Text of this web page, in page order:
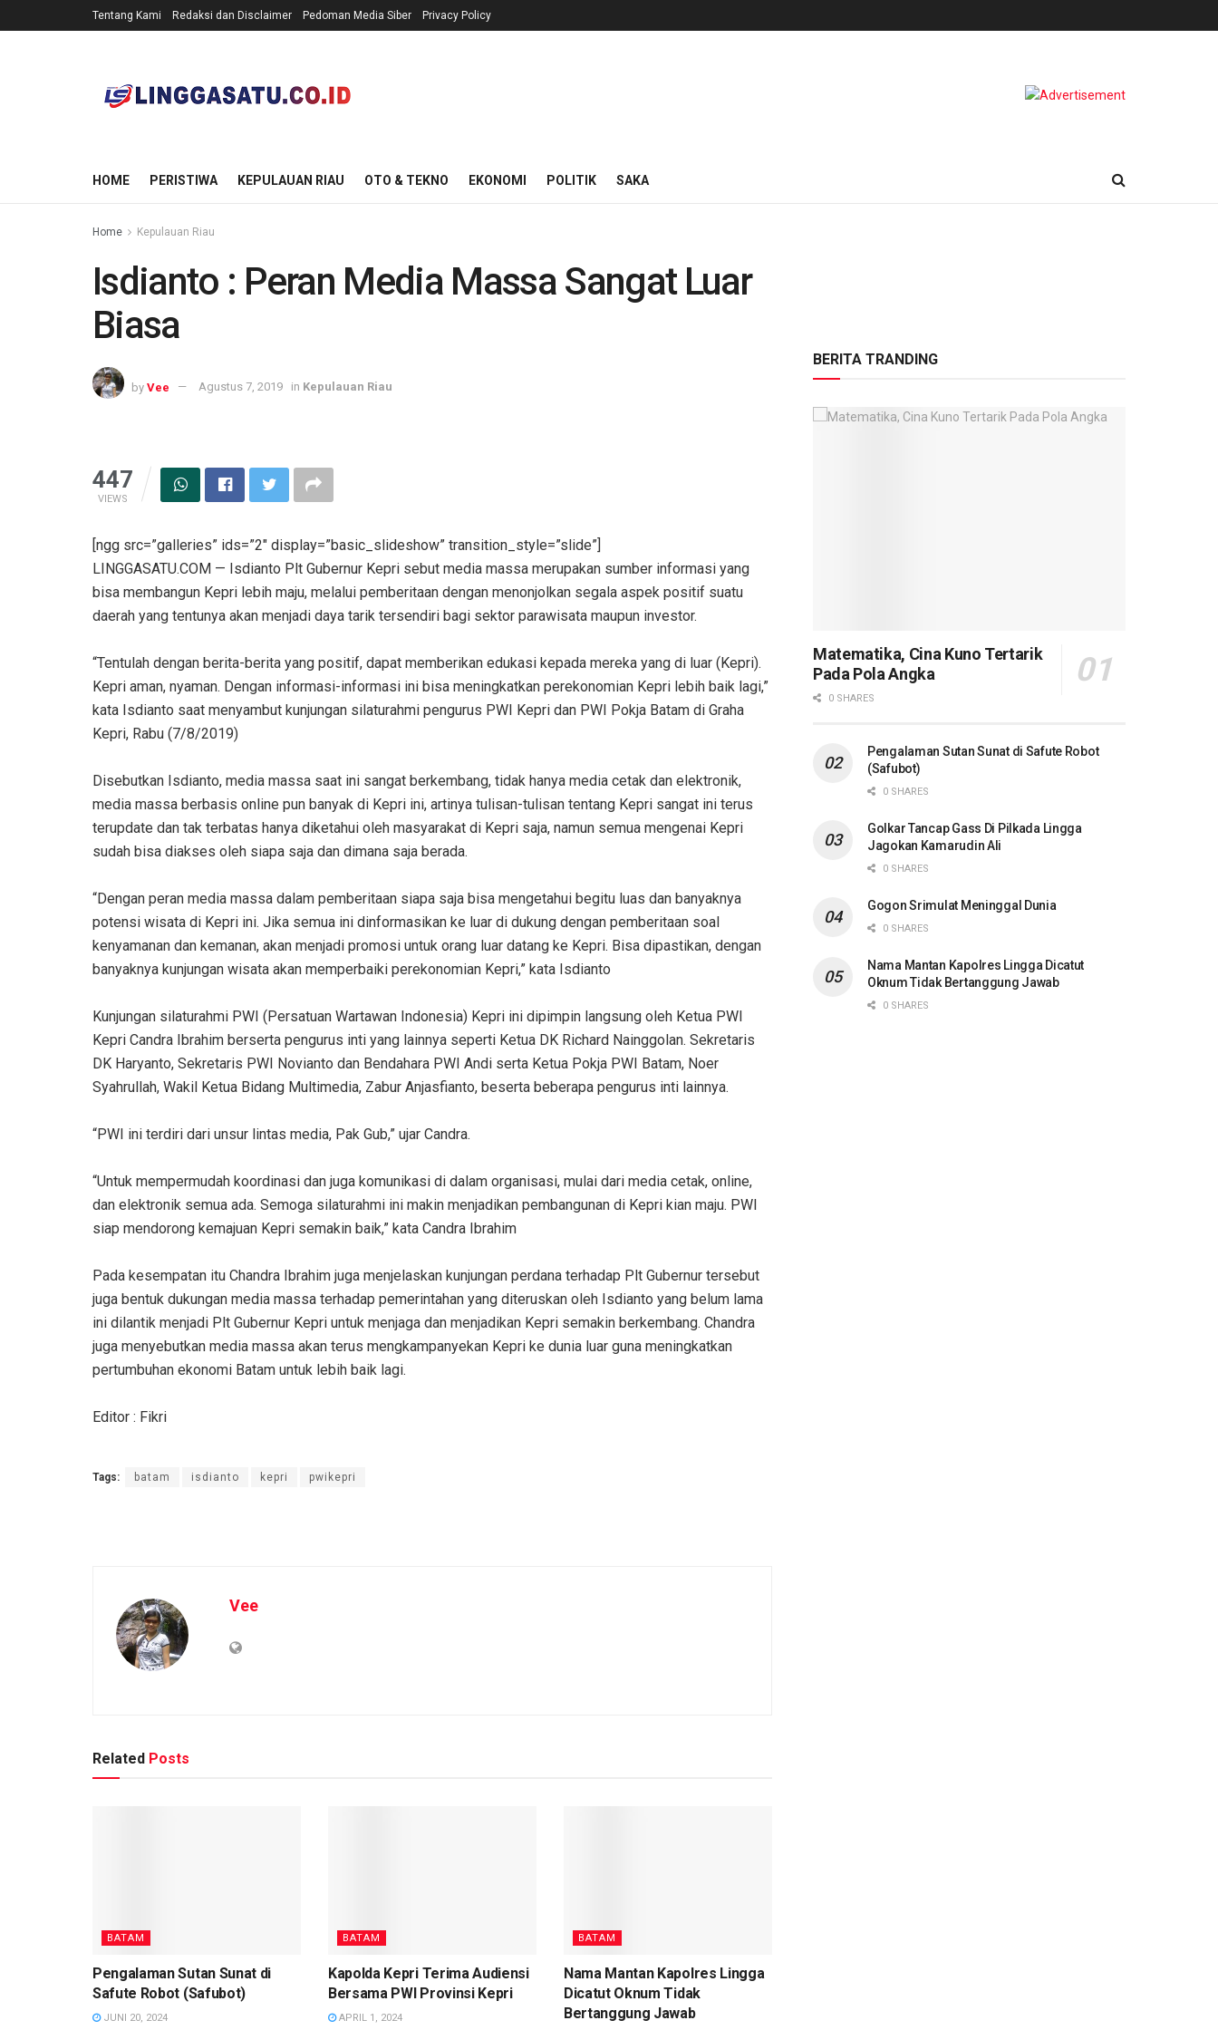
Tentang Kami Redaksi dan Disclaimer Pedoman Media Siber Privacy Policy
HOME PERISTIWA KEPULAUAN RIAU OTO & TEKNO EKONOMI POLITIK SAKA
Home Kepulauan Riau
Isdianto : Peran Media Massa Sangat Luar
Biasa
by Vee Agustus 7, 2019 in Kepulauan Riau
447
VIEWS
[ngg src=”galleries” ids=”2″ display=”basic_slideshow” transition_style=”slide”]
LINGGASATU.COM — Isdianto Plt Gubernur Kepri sebut media massa merupakan sumber informasi yang
bisa membangun Kepri lebih maju, melalui pemberitaan dengan menonjolkan segala aspek positif suatu
daerah yang tentunya akan menjadi daya tarik tersendiri bagi sektor parawisata maupun investor.
“Tentulah dengan berita-berita yang positif, dapat memberikan edukasi kepada mereka yang di luar (Kepri).
Kepri aman, nyaman. Dengan informasi-informasi ini bisa meningkatkan perekonomian Kepri lebih baik lagi,”
kata Isdianto saat menyambut kunjungan silaturahmi pengurus PWI Kepri dan PWI Pokja Batam di Graha
Kepri, Rabu (7/8/2019)
Disebutkan Isdianto, media massa saat ini sangat berkembang, tidak hanya media cetak dan elektronik,
media massa berbasis online pun banyak di Kepri ini, artinya tulisan-tulisan tentang Kepri sangat ini terus
terupdate dan tak terbatas hanya diketahui oleh masyarakat di Kepri saja, namun semua mengenai Kepri
sudah bisa diakses oleh siapa saja dan dimana saja berada.
“Dengan peran media massa dalam pemberitaan siapa saja bisa mengetahui begitu luas dan banyaknya
potensi wisata di Kepri ini. Jika semua ini dinformasikan ke luar di dukung dengan pemberitaan soal
kenyamanan dan kemanan, akan menjadi promosi untuk orang luar datang ke Kepri. Bisa dipastikan, dengan
banyaknya kunjungan wisata akan memperbaiki perekonomian Kepri,” kata Isdianto
Kunjungan silaturahmi PWI (Persatuan Wartawan Indonesia) Kepri ini dipimpin langsung oleh Ketua PWI
Kepri Candra Ibrahim berserta pengurus inti yang lainnya seperti Ketua DK Richard Nainggolan. Sekretaris
DK Haryanto, Sekretaris PWI Novianto dan Bendahara PWI Andi serta Ketua Pokja PWI Batam, Noer
Syahrullah, Wakil Ketua Bidang Multimedia, Zabur Anjasfianto, beserta beberapa pengurus inti lainnya.
“PWI ini terdiri dari unsur lintas media, Pak Gub,” ujar Candra.
“Untuk mempermudah koordinasi dan juga komunikasi di dalam organisasi, mulai dari media cetak, online,
dan elektronik semua ada. Semoga silaturahmi ini makin menjadikan pembangunan di Kepri kian maju. PWI
siap mendorong kemajuan Kepri semakin baik,” kata Candra Ibrahim
Pada kesempatan itu Chandra Ibrahim juga menjelaskan kunjungan perdana terhadap Plt Gubernur tersebut
juga bentuk dukungan media massa terhadap pemerintahan yang diteruskan oleh Isdianto yang belum lama
ini dilantik menjadi Plt Gubernur Kepri untuk menjaga dan menjadikan Kepri semakin berkembang. Chandra
juga menyebutkan media massa akan terus mengkampanyekan Kepri ke dunia luar guna meningkatkan
pertumbuhan ekonomi Batam untuk lebih baik lagi.
Editor : Fikri
Tags: batam isdianto kepri pwikepri
Vee
Related Posts
BATAM
Pengalaman Sutan Sunat di
Safute Robot (Safubot)
JUNI 20, 2024
BATAM
Kapolda Kepri Terima Audiensi
Bersama PWI Provinsi Kepri
APRIL 1, 2024
BATAM
Nama Mantan Kapolres Lingga
Dicatut Oknum Tidak
Bertanggung Jawab
BERITA TRANDING
Matematika, Cina Kuno Tertarik
Pada Pola Angka
0 SHARES
Pengalaman Sutan Sunat di Safute Robot
(Safubot)
0 SHARES
Golkar Tancap Gass Di Pilkada Lingga
Jagokan Kamarudin Ali
0 SHARES
Gogon Srimulat Meninggal Dunia
0 SHARES
Nama Mantan Kapolres Lingga Dicatut
Oknum Tidak Bertanggung Jawab
0 SHARES